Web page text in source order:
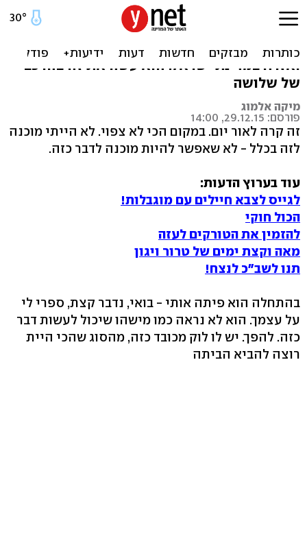
בית המשפט אנס אותי
בית-המשפט המחוזי אנס שלשום כל אזרחית
ואזרח במדינת ישראל. הוא עשה את זה בהרכב
של שלושה
מיקה אלמוג
פורסם: 29.12.15, 14:00
זה קרה לאור יום. במקום הכי לא צפוי. לא הייתי מוכנה
לזה בכלל - לא שאפשר להיות מוכנה לדבר כזה.
עוד בערוץ הדעות:
לגייס לצבא חיילים עם מוגבלות!
הכול חוקי
להזמין את הטורקים לעזה
מאה וקצת ימים של טרור ויגון
תנו לשב"כ לנצח!
בהתחלה הוא פיתה אותי - בואי, נדבר קצת, ספרי לי
על עצמך. הוא לא נראה כמו מישהו שיכול לעשות דבר
כזה. להפך. יש לו לוק מכובד כזה, מהסוג שהכי היית
רוצה להביא הביתה